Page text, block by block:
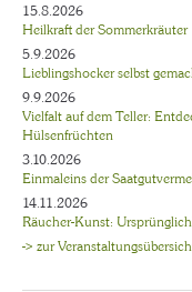
15.8.2026
Heilkraft der Sommerkräuter
5.9.2026
Lieblingshocker selbst
9.9.2026
Vielfalt auf dem Teller:
Hülsenfrüchten
3.10.2026
Einmaleins der
14.11.2026
Räucher-Kunst:
-> zur